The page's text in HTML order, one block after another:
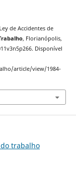
de Accidentes de
, Florianópolis,
Disponível
article/view/1984-
trabalho